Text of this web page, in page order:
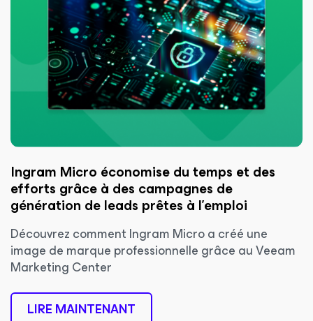
Ingram Micro économise du temps et des
efforts grâce à des campagnes de
génération de leads prêtes à l’emploi
Découvrez comment Ingram Micro a créé une
image de marque professionnelle grâce au Veeam
Marketing Center
LIRE MAINTENANT